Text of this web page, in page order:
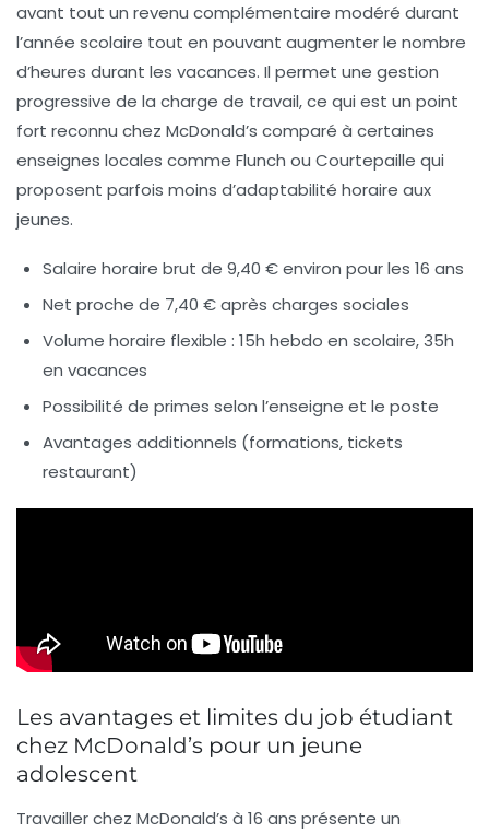
avant tout un revenu complémentaire modéré durant
l’année scolaire tout en pouvant augmenter le nombre
d’heures durant les vacances. Il permet une gestion
progressive de la charge de travail, ce qui est un point
fort reconnu chez McDonald’s comparé à certaines
enseignes locales comme Flunch ou Courtepaille qui
proposent parfois moins d’adaptabilité horaire aux
jeunes.
Salaire horaire brut de 9,40 € environ pour les 16 ans
Net proche de 7,40 € après charges sociales
Volume horaire flexible : 15h hebdo en scolaire, 35h
en vacances
Possibilité de primes selon l’enseigne et le poste
Avantages additionnels (formations, tickets
restaurant)
Les avantages et limites du job étudiant
chez McDonald’s pour un jeune
adolescent
Travailler chez McDonald’s à 16 ans présente un